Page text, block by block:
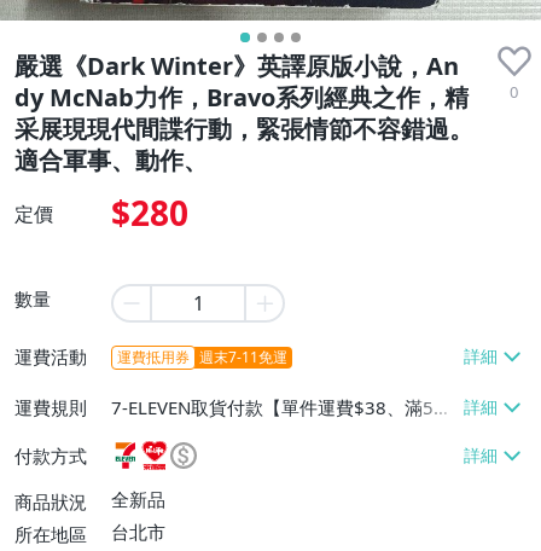
嚴選《Dark Winter》英譯原版小說，An
dy McNab力作，Bravo系列經典之作，精
采展現現代間諜行動，緊張情節不容錯過。
適合軍事、動作、
0
定價 $280
數量
運費活動 運費抵用券 週末7-11免運
運費規則
7-ELEVEN取貨付款【單件運費$38、滿5件
或消費滿$1299免運費】、7-ELEVEN取貨
不付款【免運費】、萊爾富取貨付款【單件
運費$60、滿5件或消費滿$1299免運
費】、宅配/貨運【單件運費$120、滿5件
付款方式
商品狀況
全新品
所在地區
台北市